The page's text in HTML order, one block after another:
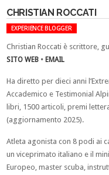
CHRISTIAN ROCCATI
EXPERIENCE BLOGGER
Christian Roccati è scrittore,
SITO WEB • EMAIL
Ha diretto per dieci anni
Accademico e Testimonial
libri, 1500 articoli, premi
(aggiornamento 2025).
Atleta agonista con 8 podi ai
un viceprimato italiano e il
Europeo, master scuba,